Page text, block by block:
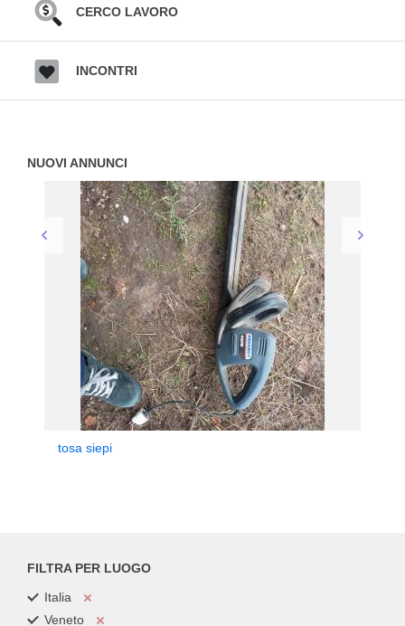
CERCO LAVORO
INCONTRI
NUOVI ANNUNCI
tosa siepi
FILTRA PER LUOGO
Italia
Veneto